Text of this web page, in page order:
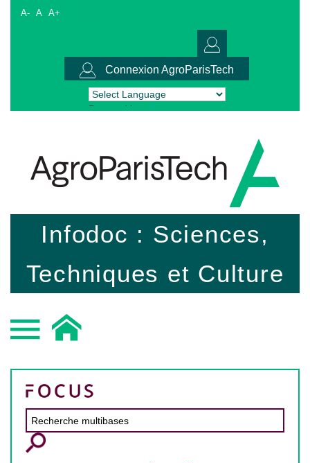
A- A A+
Connexion AgroParisTech
Powered by Translate
Infodoc : Sciences,
Techniques et Culture